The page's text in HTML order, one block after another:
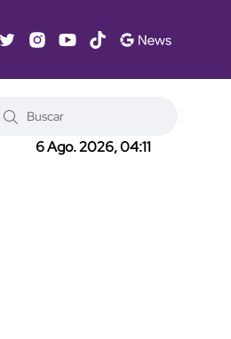
6 Ago. 2026, 04:11